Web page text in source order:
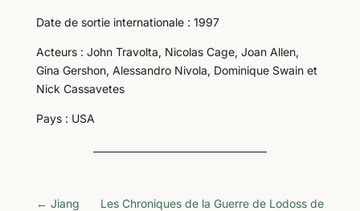
Date de sortie internationale : 1997
Acteurs : John Travolta, Nicolas Cage, Joan Allen,
Gina Gershon, Alessandro Nivola, Dominique Swain et
Nick Cassavetes
Pays : USA
← Jiang
Les Chroniques de la Guerre de Lodoss de